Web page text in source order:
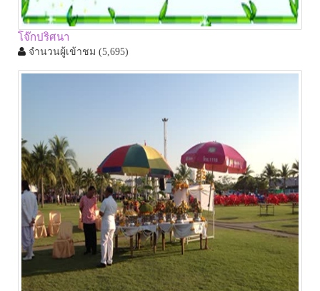
โจ๊กปริศนา
จำนวนผู้เข้าชม (5,695)